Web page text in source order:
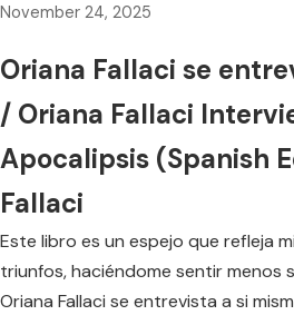
November 24, 2025
Oriana Fallaci se
/ Oriana Fallaci
Apocalipsis (Spanish
Fallaci
Este libro es un espejo que refleja
triunfos, haciéndome sentir menos
Oriana Fallaci se entrevista a si